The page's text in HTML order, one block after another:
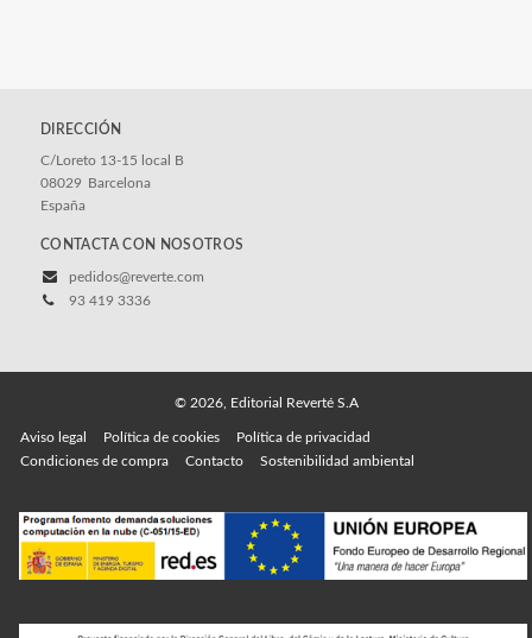
DIRECCIÓN
C/Loreto 13-15 local B
08029 Barcelona
España
CONTACTA CON NOSOTROS
pedidos@reverte.com
93 419 3336
© 2026, Editorial Reverté S.A
Aviso legal Política de cookies
Política de privacidad
Condiciones de compra
Contacto Sostenibilidad ambiental